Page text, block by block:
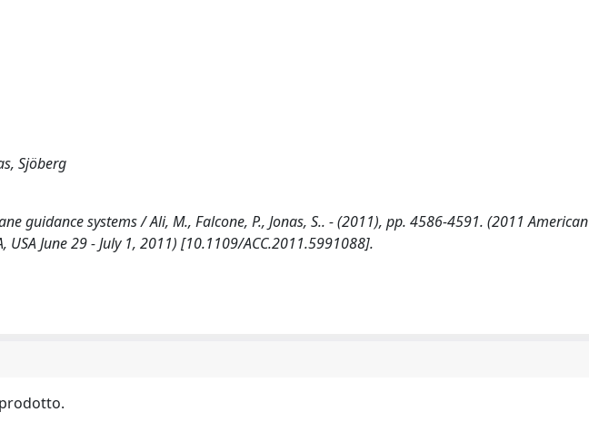
Sjöberg
guidance systems / Ali, M., Falcone, P., Jonas, S.. - (2011), pp. 4586-4591. (2011 American
USA June 29 - July 1, 2011) [10.1109/ACC.2011.5991088].